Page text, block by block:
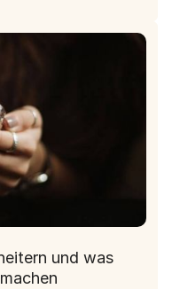
und was